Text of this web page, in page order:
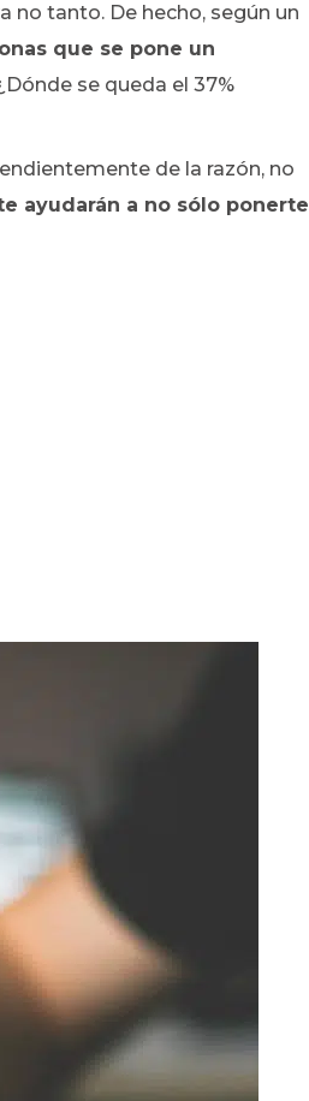
no tanto. De hecho, según un
que se pone un
se queda el 37%
de la razón, no
ayudarán a no sólo ponerte